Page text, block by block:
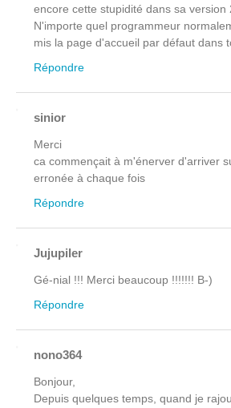
encore cette stupidité dans sa version
N'importe quel programmeur
mis la page d'accueil par défaut dans
Répondre
sinior
Merci
ca commençait à m'énerver d'arriver
erronée à chaque fois
Répondre
Jujupiler
Gé-nial !!! Merci beaucoup !!!!!!! B-)
Répondre
nono364
Bonjour,
Depuis quelques temps, quand je